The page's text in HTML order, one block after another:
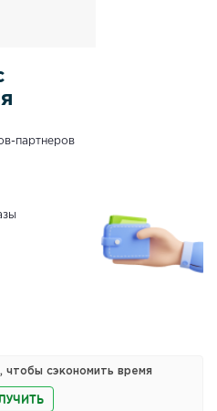
партнеров
чтобы сэкономить время